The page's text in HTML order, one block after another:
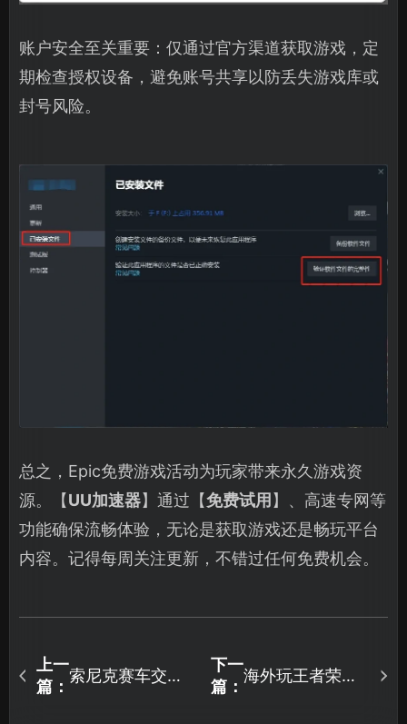
账户安全至关重要：仅通过官方渠道获取游戏，定
期检查授权设备，避免账号共享以防丢失游戏库或
封号风险。
总之，Epic免费游戏活动为玩家带来永久游戏资
源。【UU加速器】通过【免费试用】、高速专网等
功能确保流畅体验，无论是获取游戏还是畅玩平台
内容。记得每周关注更新，不错过任何免费机会。
上一
篇：
索尼克赛车交叉
下一
篇：
海外玩王者荣耀